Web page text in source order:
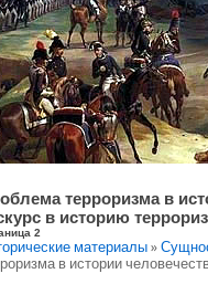
терроризма в
в историю
2
материалы»
в истории